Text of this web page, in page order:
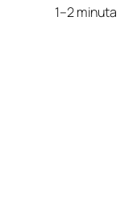
1–2 minuta